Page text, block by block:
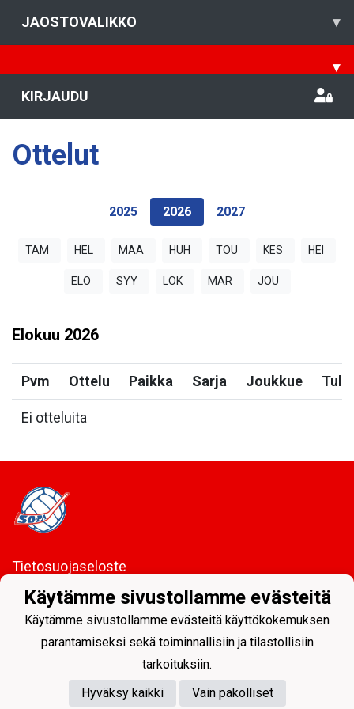
JAOSTOVALIKKO ▾
▾
KIRJAUDU
Ottelut
2025 2026 2027
TAM HEL MAA HUH TOU KES HEI
ELO SYY LOK MAR JOU
Elokuu 2026
Pvm Ottelu Paikka Sarja Joukkue
Ei otteluita
Tietosuojaseloste
Sodankylän Pallo ry - Nuorissa on tulevaisuus
Powered by
Käytämme sivustollamme evästeitä
Käytämme sivustollamme evästeitä käyttökokemuksen
parantamiseksi sekä toiminnallisiin ja tilastollisiin
tarkoituksiin.
Hyväksy kaikki
Vain pakolliset